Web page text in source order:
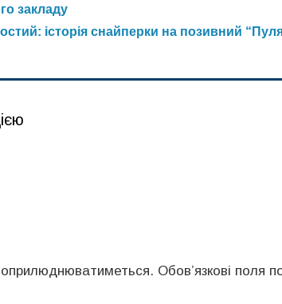
закладу
історія снайперки на позивний
Обов’язкові поля